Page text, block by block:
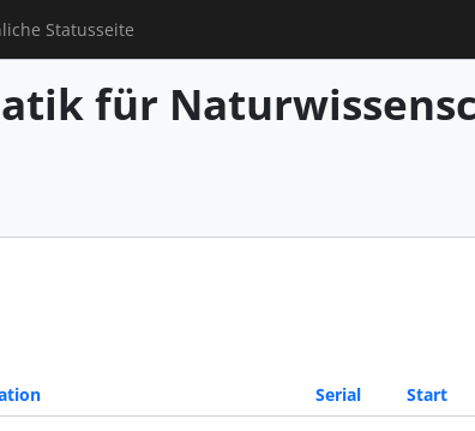
Statusseite
für
Serial Start